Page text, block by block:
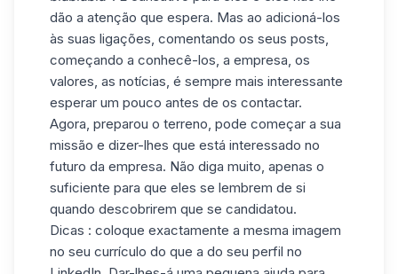
dão a atenção que espera. Mas ao adicioná-los
às suas ligações, comentando os seus posts,
começando a conhecê-los, a empresa, os
valores, as notícias, é sempre mais interessante
esperar um pouco antes de os contactar.
Agora, preparou o terreno, pode começar a sua
missão e dizer-lhes que está interessado no
futuro da empresa. Não diga muito, apenas o
suficiente para que eles se lembrem de si
quando descobrirem que se candidatou.
Dicas : coloque exactamente a mesma imagem
no seu currículo do que a do seu perfil no